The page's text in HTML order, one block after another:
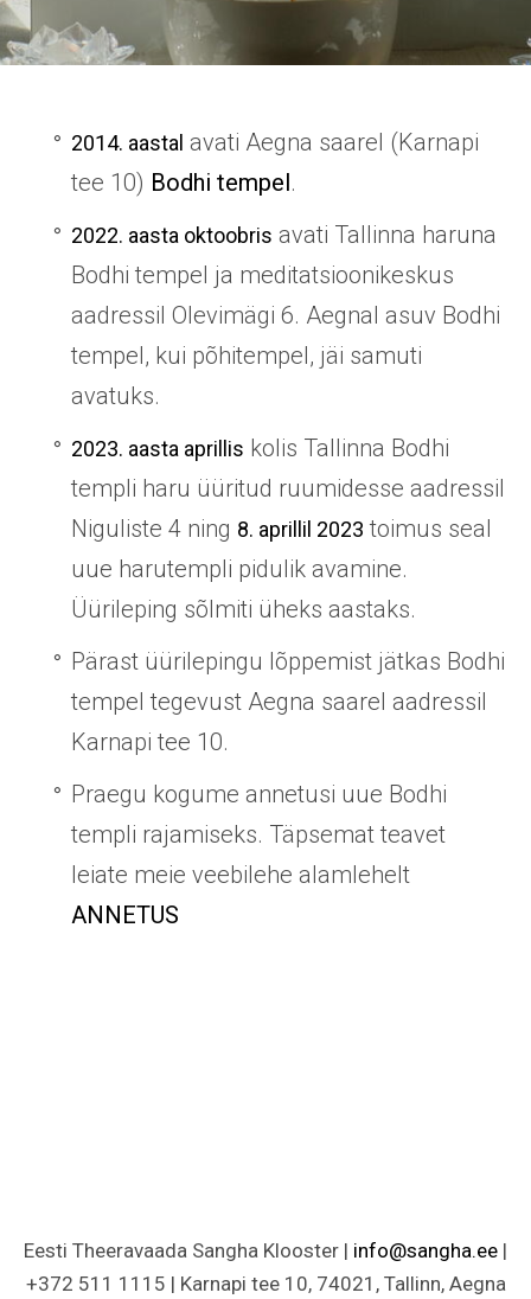
2014. aastal avati Aegna saarel (Karnapi
tee 10) Bodhi tempel.
2022. aasta oktoobris avati Tallinna haruna
Bodhi tempel ja meditatsioonikeskus
aadressil Olevimägi 6. Aegnal asuv Bodhi
tempel, kui põhitempel, jäi samuti
avatuks.
2023. aasta aprillis kolis Tallinna Bodhi
templi haru üüritud ruumidesse aadressil
Niguliste 4 ning 8. aprillil 2023 toimus seal
uue harutempli pidulik avamine.
Üürileping sõlmiti üheks aastaks.
Pärast üürilepingu lõppemist jätkas Bodhi
tempel tegevust Aegna saarel aadressil
Karnapi tee 10.
Praegu kogume annetusi uue Bodhi
templi rajamiseks. Täpsemat teavet
leiate meie veebilehe alamlehelt
ANNETUS
Eesti Theeravaada Sangha Klooster | info@sangha.ee |
+372 511 1115 | Karnapi tee 10, 74021, Tallinn, Aegna